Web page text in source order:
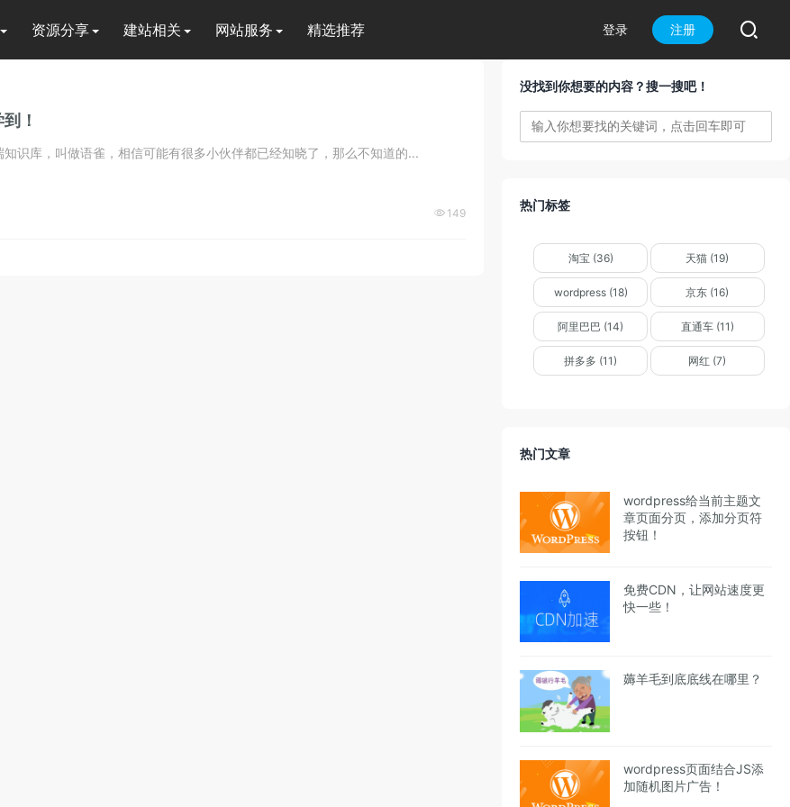
资源分享 建站相关 网站服务 精选推荐 
登录 注册
！
识库，叫做语雀，相信可能有很多小伙伴都已经知晓了，那么不知道的...
149
没找到你想要的内容？搜一搜吧！
热门标签
淘宝 (36) 天猫 (19)
wordpress (18) 京东 (16)
阿里巴巴 (14) 直通车 (11)
拼多多 (11) 网红 (7)
热门文章
wordpress给当前主题文
章页面分页，添加分页符
按钮！
免费CDN，让网站速度更
快一些！
薅羊毛到底底线在哪里？
wordpress页面结合JS添
加随机图片广告！